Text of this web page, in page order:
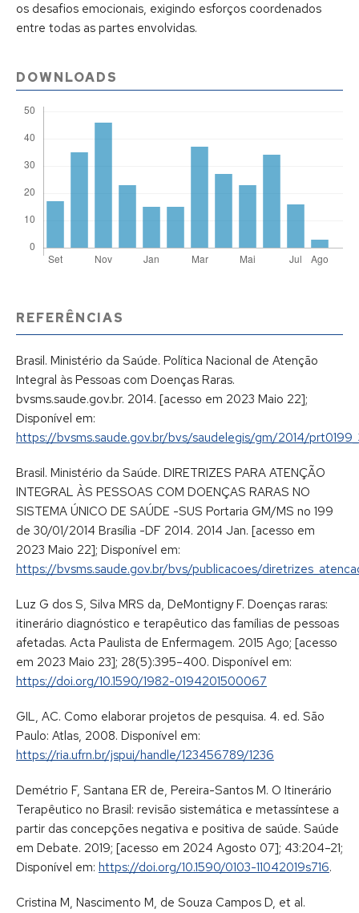
os desafios emocionais, exigindo esforços coordenados
entre todas as partes envolvidas.
DOWNLOADS
REFERÊNCIAS
Brasil. Ministério da Saúde. Política Nacional de Atenção
Integral às Pessoas com Doenças Raras.
bvsms.saude.gov.br. 2014. [acesso em 2023 Maio 22];
Disponível em:
https://bvsms.saude.gov.br/bvs/saudelegis/gm/2014/
Brasil. Ministério da Saúde. DIRETRIZES PARA ATENÇÃO
INTEGRAL ÀS PESSOAS COM DOENÇAS RARAS NO
SISTEMA ÚNICO DE SAÚDE -SUS Portaria GM/MS no 199
de 30/01/2014 Brasília -DF 2014. 2014 Jan. [acesso em
2023 Maio 22]; Disponível em:
https://bvsms.saude.gov.br/bvs/publicacoes/
Luz G dos S, Silva MRS da, DeMontigny F. Doenças raras:
itinerário diagnóstico e terapêutico das famílias de pessoas
afetadas. Acta Paulista de Enfermagem. 2015 Ago; [acesso
em 2023 Maio 23]; 28(5):395–400. Disponível em:
https://doi.org/10.1590/1982-0194201500067
GIL, AC. Como elaborar projetos de pesquisa. 4. ed. São
Paulo: Atlas, 2008. Disponível em:
https://ria.ufrn.br/jspui/handle/123456789/1236
Demétrio F, Santana ER de, Pereira-Santos M. O Itinerário
Terapêutico no Brasil: revisão sistemática e metassíntese a
partir das concepções negativa e positiva de saúde. Saúde
em Debate. 2019; [acesso em 2024 Agosto 07]; 43:204–21;
Disponível em: https://doi.org/10.1590/0103-11042019s716.
Cristina M, Nascimento M, de Souza Campos D, et al.